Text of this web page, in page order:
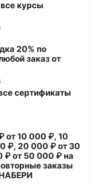
курсы
20% по
заказ от
сертификаты
от 10 000 ₽, 10
₽, 20 000 ₽ от 30
₽ от 50 000 ₽ на
заказы